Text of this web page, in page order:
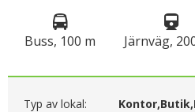
Buss, 100 m Järnväg,
Typ av lokal: